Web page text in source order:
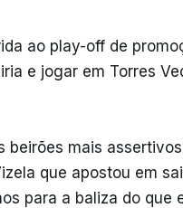
ao play-off de
e jogar em Torres
beirões mais
que apostou em
para a baliza do que